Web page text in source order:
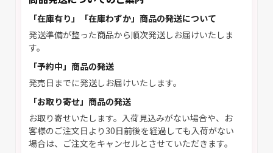
「在庫有り」「在庫わずか」商品の発送について
発送準備が整った商品から順次発送しお届けいたしま
す。
「予約中」商品の発送
発売日までに発送しお届けいたします。
「お取り寄せ」商品の発送
お取り寄せいたします。入荷見込みがない場合や、お
客様のご注文日より30日前後を経過しても入荷がない
場合は、ご注文をキャンセルとさせていただきます。